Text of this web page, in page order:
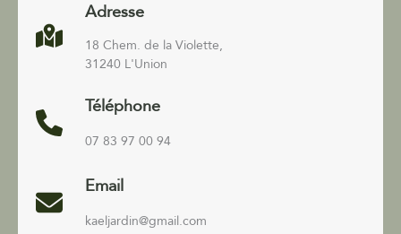
Adresse
18 Chem. de la Violette,
31240 L'Union
Téléphone
07 83 97 00 94
Email
kaeljardin@gmail.com